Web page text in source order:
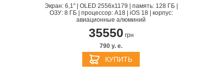
Экран: 6,1" | OLED 2556x1179 | память: 128 ГБ |
ОЗУ: 8 ГБ | процессор: A18 | iOS 18 | корпус:
авиационные алюминий
35550 грн
790 y. e.
КУПИТЬ